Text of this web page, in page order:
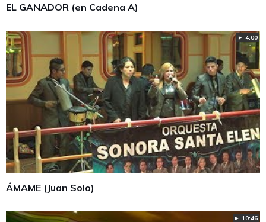
EL GANADOR (en Cadena A)
► 4:00
ÁMAME (Juan Solo)
► 10:46